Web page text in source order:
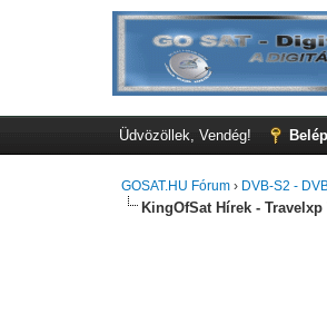
Üdvözöllek, Vendég!
GOSAT.HU Fórum › DVB-S2 -
KingOfSat Hírek -